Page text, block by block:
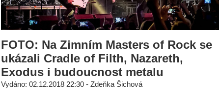
FOTO: Na Zimním Masters of Rock se
ukázali Cradle of Filth, Nazareth,
Exodus i budoucnost metalu
Vydáno: 02.12.2018 22:30 - Zdeňka Šichová